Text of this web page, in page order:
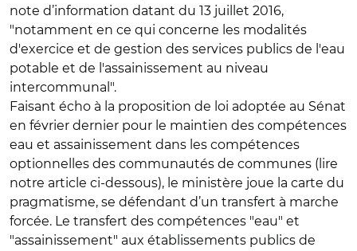
note d’information datant du 13 juillet 2016,
"notamment en ce qui concerne les modalités
d'exercice et de gestion des services publics de l'eau
potable et de l'assainissement au niveau
intercommunal".
Faisant écho à la proposition de loi adoptée au Sénat
en février dernier pour le maintien des compétences
eau et assainissement dans les compétences
optionnelles des communautés de communes (lire
notre article ci-dessous), le ministère joue la carte du
pragmatisme, se défendant d’un transfert à marche
forcée. Le transfert des compétences "eau" et
"assainissement" aux établissements publics de